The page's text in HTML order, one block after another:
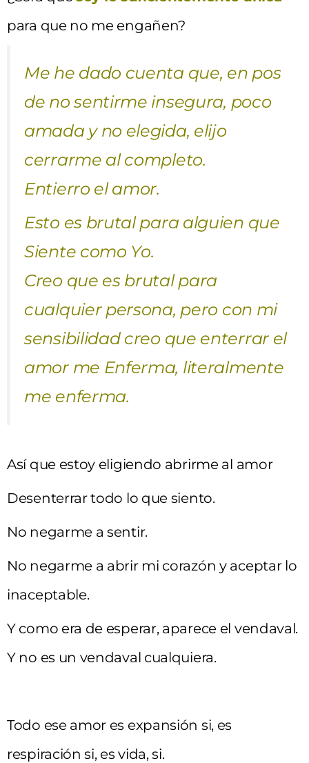
para que no me engañen?
Me he dado cuenta que, en pos
de no sentirme insegura, poco
amada y no elegida, elijo
cerrarme al completo.
Entierro el amor.
Esto es brutal para alguien que
Siente como Yo.
Creo que es brutal para
cualquier persona, pero con mi
sensibilidad creo que enterrar el
amor me Enferma, literalmente
me enferma.
Así que estoy eligiendo abrirme al amor
Desenterrar todo lo que siento.
No negarme a sentir.
No negarme a abrir mi corazón y aceptar lo
inaceptable.
Y como era de esperar, aparece el vendaval.
Y no es un vendaval cualquiera.
Todo ese amor es expansión si, es
respiración si, es vida, si.